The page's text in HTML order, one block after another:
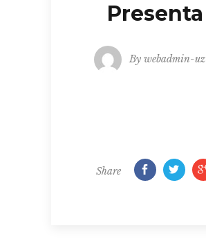
Presenta
By webadmin-uz
Share